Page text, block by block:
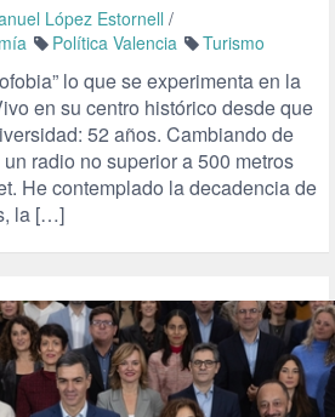
López Estornell /
Política Valencia Turismo
lo que se experimenta en la
en su centro histórico desde que
52 años. Cambiando de
radio no superior a 500 metros
He contemplado la decadencia de
la […]